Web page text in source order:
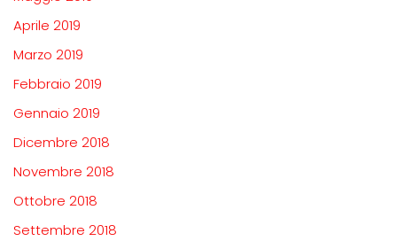
Aprile 2019
Marzo 2019
Febbraio 2019
Gennaio 2019
Dicembre 2018
Novembre 2018
Ottobre 2018
Settembre 2018